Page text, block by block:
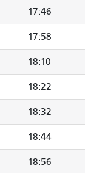
17:46
17:58
18:10
18:22
18:32
18:44
18:56